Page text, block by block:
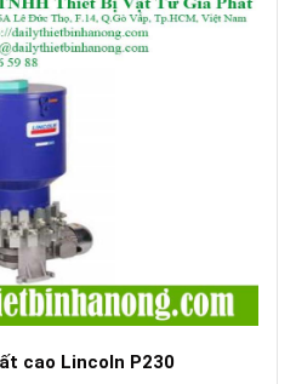
cao Lincoln P230